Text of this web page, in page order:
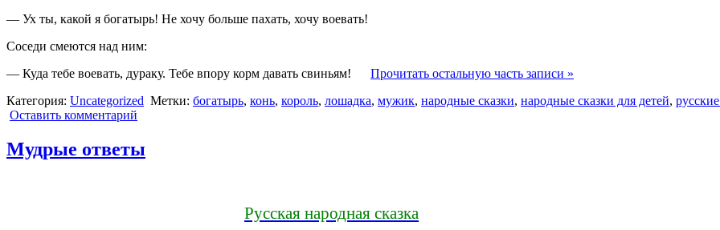
— Ух ты, какой я богатырь! Не хочу больше пахать, хочу воевать!
Соседи смеются над ним:
— Куда тебе воевать, дураку. Тебе впору корм давать свиньям! Прочитать остальную часть записи »
Категория: Uncategorized Метки: богатырь, конь, король, лошадка, мужик, народные сказки, народные сказки для детей,
Оставить комментарий
Мудрые ответы
Русская народная сказка